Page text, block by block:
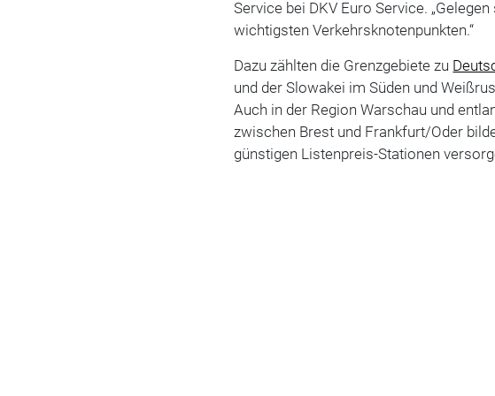
Service bei DKV Euro Service.
wichtigsten Verkehrsknotenpunkten.“
Dazu zählten die Grenzgebiete zu
und der Slowakei im Süden und
Auch in der Region Warschau und
zwischen Brest und Frankfurt/Oder
günstigen Listenpreis-Stationen